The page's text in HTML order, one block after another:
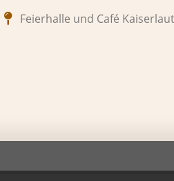
Feierhalle und Café